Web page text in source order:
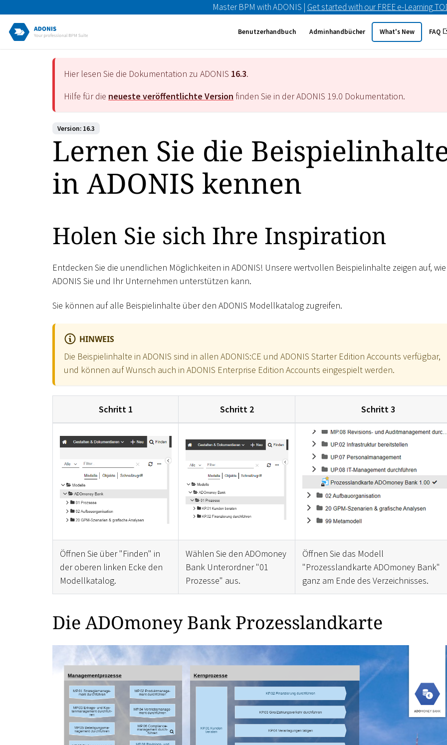
Master BPM with ADONIS | Get started with our FREE e-Learning
Benutzerhandbuch Adminhandbücher What's New FAQ
Hier lesen Sie die Dokumentation zu ADONIS 16.3.
Hilfe für die neueste veröffentlichte Version finden Sie in der ADONIS 19.0 Dokumentation.
Version: 16.3
Lernen Sie die
in ADONIS kennen
Holen Sie sich Ihre Inspiration
Entdecken Sie die unendlichen Möglichkeiten in ADONIS! Unsere wertvollen Beispielinhalte zeigen auf, wie
ADONIS Sie und Ihr Unternehmen unterstützen kann.
Sie können auf alle Beispielinhalte über den ADONIS Modellkatalog zugreifen.
HINWEIS
Die Beispielinhalte in ADONIS sind in allen ADONIS:CE und ADONIS Starter Edition Accounts verfügbar,
und können auf Wunsch auch in ADONIS Enterprise Edition Accounts eingespielt werden.
Schritt 1 Schritt 2 Schritt 3
Öffnen Sie über "Finden" in
der oberen linken Ecke den
Modellkatalog.
Wählen Sie den ADOmoney
Bank Unterordner "01
Prozesse" aus.
Öffnen Sie das Modell
"Prozesslandkarte ADOmoney Bank"
ganz am Ende des Verzeichnisses.
Die ADOmoney Bank Prozesslandkarte